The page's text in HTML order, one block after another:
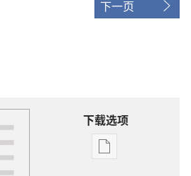
下一页
下载选项
出